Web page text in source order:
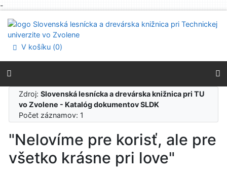
-
Prejsť na menu
Prehlásenie o webovej prístupnosti
V košíku (0)
Zdroj:Slovenská lesnícka a drevárska knižnica pri TU
vo Zvolene - Katalóg dokumentov SLDK
Počet záznamov: 1
"Nelovíme pre korisť, ale pre
všetko krásne pri love"